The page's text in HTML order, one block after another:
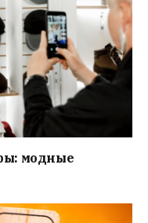
модные